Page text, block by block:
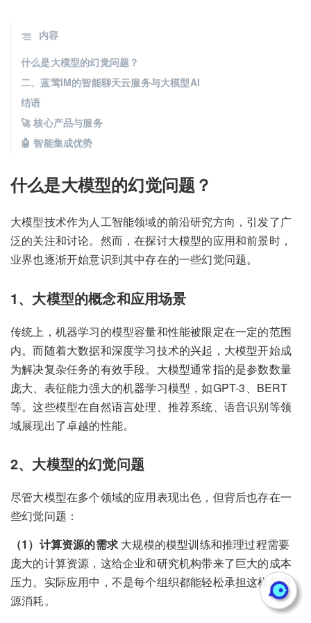
什么是大模型的幻觉问题？
大模型技术作为人工智能领域的前沿研究方向，引发了广
泛的关注和讨论。然而，在探讨大模型的应用和前景时，
业界也逐渐开始意识到其中存在的一些幻觉问题。
1、大模型的概念和应用场景
传统上，机器学习的模型容量和性能被限定在一定的范围
内。而随着大数据和深度学习技术的兴起，大模型开始成
为解决复杂任务的有效手段。大模型通常指的是参数数量
庞大、表征能力强大的机器学习模型，如GPT-3、BERT
等。这些模型在自然语言处理、推荐系统、语音识别等领
域展现出了卓越的性能。
2、大模型的幻觉问题
尽管大模型在多个领域的应用表现出色，但背后也存在一
些幻觉问题：
（1）计算资源的需求 大规模的模型训练和推理过程需要
庞大的计算资源，这给企业和研究机构带来了巨大的成本
压力。实际应用中，不是每个组织都能轻松承担这样的资
源消耗。
内容
什么是大模型的幻觉问题？
二、蓝莺IM的智能聊天云服务与大模型AI
结语
🚀 核心产品与服务
🤖 智能集成优势